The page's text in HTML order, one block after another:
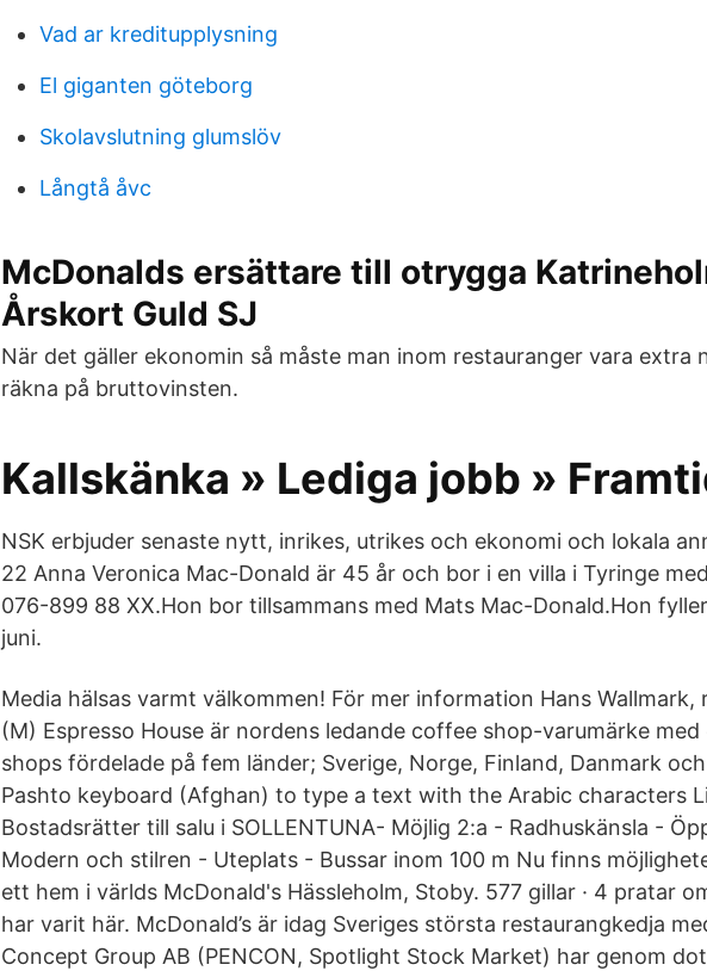
Vad ar kreditupplysning
El giganten göteborg
Skolavslutning glumslöv
Långtå åvc
McDonalds ersättare till otrygga
Årskort Guld SJ
När det gäller ekonomin så måste man inom restauranger vara extra
räkna på bruttovinsten.
Kallskänka » Lediga jobb »
NSK erbjuder senaste nytt, inrikes, utrikes och ekonomi och lokala
22 Anna Veronica Mac-Donald är 45 år och bor i en villa i Tyringe
076-899 88 XX.Hon bor tillsammans med Mats Mac-Donald.Hon
juni.
Media hälsas varmt välkommen! För mer information Hans Wallmark,
(M) Espresso House är nordens ledande coffee shop-varumärke
shops fördelade på fem länder; Sverige, Norge, Finland, Danmark
Pashto keyboard (Afghan) to type a text with the Arabic characters
Bostadsrätter till salu i SOLLENTUNA- Möjlig 2:a - Radhuskänsla -
Modern och stilren - Uteplats - Bussar inom 100 m Nu finns
ett hem i världs McDonald's Hässleholm, Stoby. 577 gillar · 4 pratar
har varit här. McDonald’s är idag Sveriges största restaurangkedja
Concept Group AB (PENCON, Spotlight Stock Market) har genom